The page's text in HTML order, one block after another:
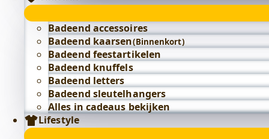
Badeend accessoires
Badeend kaarsen(Binnenkort)
Badeend feestartikelen
Badeend knuffels
Badeend letters
Badeend sleutelhangers
Alles in cadeaus bekijken
Lifestyle